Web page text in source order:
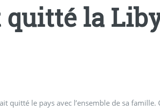
la
quitté le pays avec l’ensemble de sa famille.